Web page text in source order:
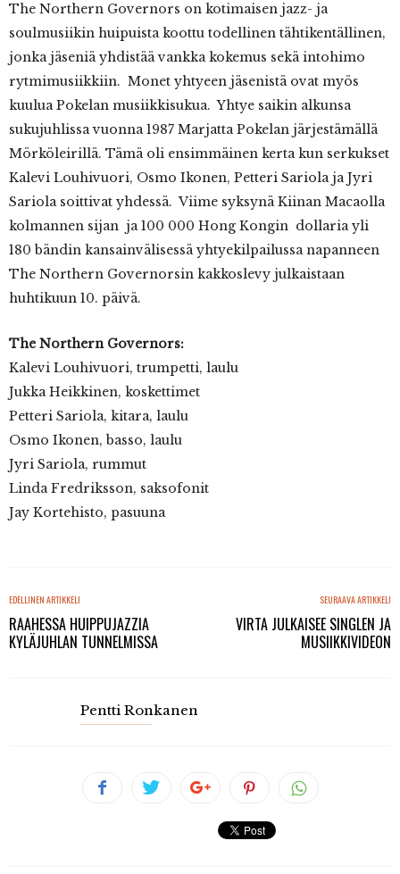
The Northern Governors on kotimaisen jazz- ja
soulmusiikin huipuista koottu todellinen tähtikentällinen,
jonka jäseniä yhdistää vankka kokemus sekä intohimo
rytmimusiikkiin. Monet yhtyeen jäsenistä ovat myös
kuulua Pokelan musiikkisukua. Yhtye saikin alkunsa
sukujuhlissa vuonna 1987 Marjatta Pokelan järjestämällä
Mörköleirillä. Tämä oli ensimmäinen kerta kun serkukset
Kalevi Louhivuori, Osmo Ikonen, Petteri Sariola ja Jyri
Sariola soittivat yhdessä. Viime syksynä Kiinan Macaolla
kolmannen sijan ja 100 000 Hong Kongin dollaria yli
180 bändin kansainvälisessä yhtyekilpailussa napanneen
The Northern Governorsin kakkoslevy julkaistaan
huhtikuun 10. päivä.
The Northern Governors:
Kalevi Louhivuori, trumpetti, laulu
Jukka Heikkinen, koskettimet
Petteri Sariola, kitara, laulu
Osmo Ikonen, basso, laulu
Jyri Sariola, rummut
Linda Fredriksson, saksofonit
Jay Kortehisto, pasuuna
EDELLINEN ARTIKKELI
RAAHESSA HUIPPUJAZZIA
KYLÄJUHLAN TUNNELMISSA
SEURAAVA ARTIKKELI
VIRTA JULKAISEE SINGLEN JA
MUSIIKKIVIDEON
Pentti Ronkanen